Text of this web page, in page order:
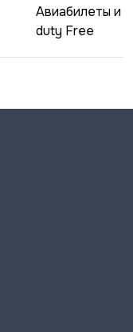
Авиабилеты и
duty Free